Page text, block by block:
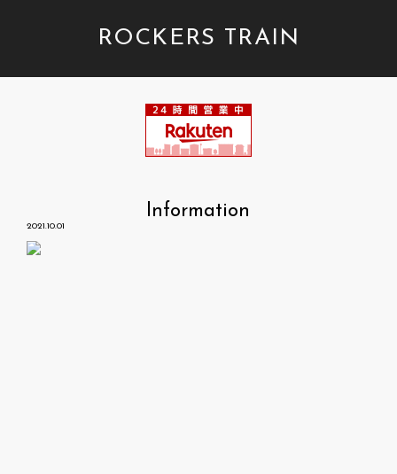
ROCKERS TRAIN
Information
2021.10.01